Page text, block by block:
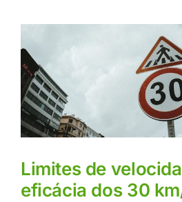
Limites de
eficácia dos 30